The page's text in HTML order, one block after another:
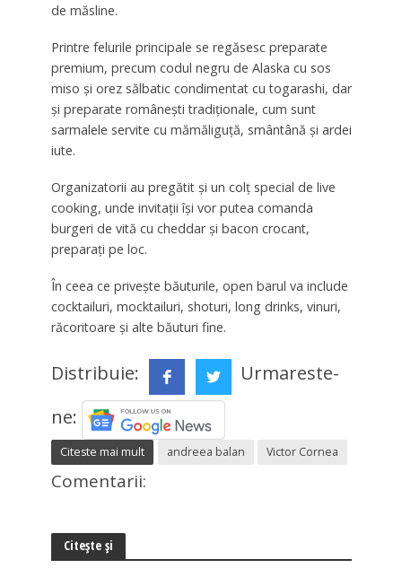
de măsline.
Printre felurile principale se regăsesc preparate
premium, precum codul negru de Alaska cu sos
miso și orez sălbatic condimentat cu togarashi, dar
și preparate românești tradiționale, cum sunt
sarmalele servite cu mămăliguță, smântână și ardei
iute.
Organizatorii au pregătit și un colț special de live
cooking, unde invitații își vor putea comanda
burgeri de vită cu cheddar și bacon crocant,
preparați pe loc.
În ceea ce privește băuturile, open barul va include
cocktailuri, mocktailuri, shoturi, long drinks, vinuri,
răcoritoare și alte băuturi fine.
Distribuie:
Urmareste-
ne:
Citeste mai mult andreea balan Victor Cornea
Comentarii:
Citește și